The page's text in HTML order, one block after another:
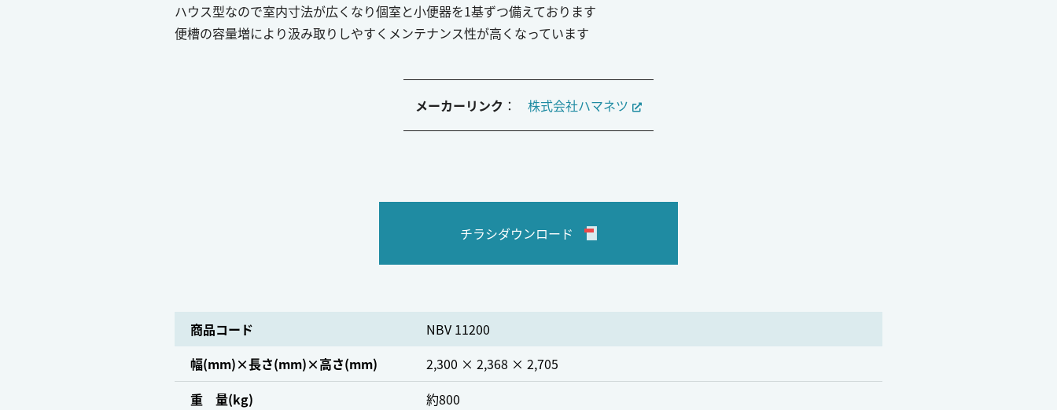
ハウス型なので室内寸法が広くなり個室と小便器を1基ずつ備えております
便槽の容量増により汲み取りしやすくメンテナンス性が高くなっています
メーカーリンク ： 株式会社ハマネツ
チラシダウンロード
商品コード
NBV 11200
幅(mm)×長さ(mm)×高さ(mm)
2,300 × 2,368 × 2,705
重 量(kg)
約800